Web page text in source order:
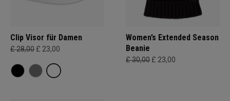
Clip Visor für Damen
£ 28,00 £ 23,00
Women’s Extended Season
Beanie
£ 30,00 £ 23,00